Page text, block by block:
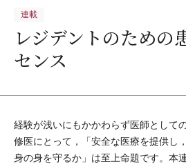
連載
レジデントのための
センス
経験が浅いにもかかわらず医師として
修医にとって，「安全な医療を提供し
身の身を守るか」は至上命題です。本